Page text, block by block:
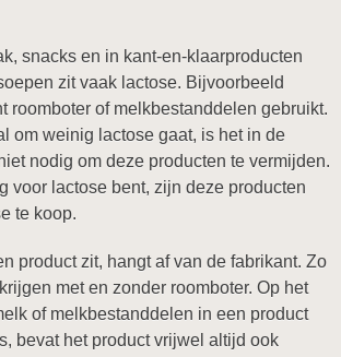
snacks en in kant-en-klaarproducten
zit vaak lactose. Bijvoorbeeld
roomboter of melkbestanddelen gebruikt.
om weinig lactose gaat, is het in de
nodig om deze producten te vermijden.
voor lactose bent, zijn deze producten
te koop.
product zit, hangt af van de fabrikant. Zo
met en zonder roomboter. Op het
of melkbestanddelen in een product
bevat het product vrijwel altijd ook